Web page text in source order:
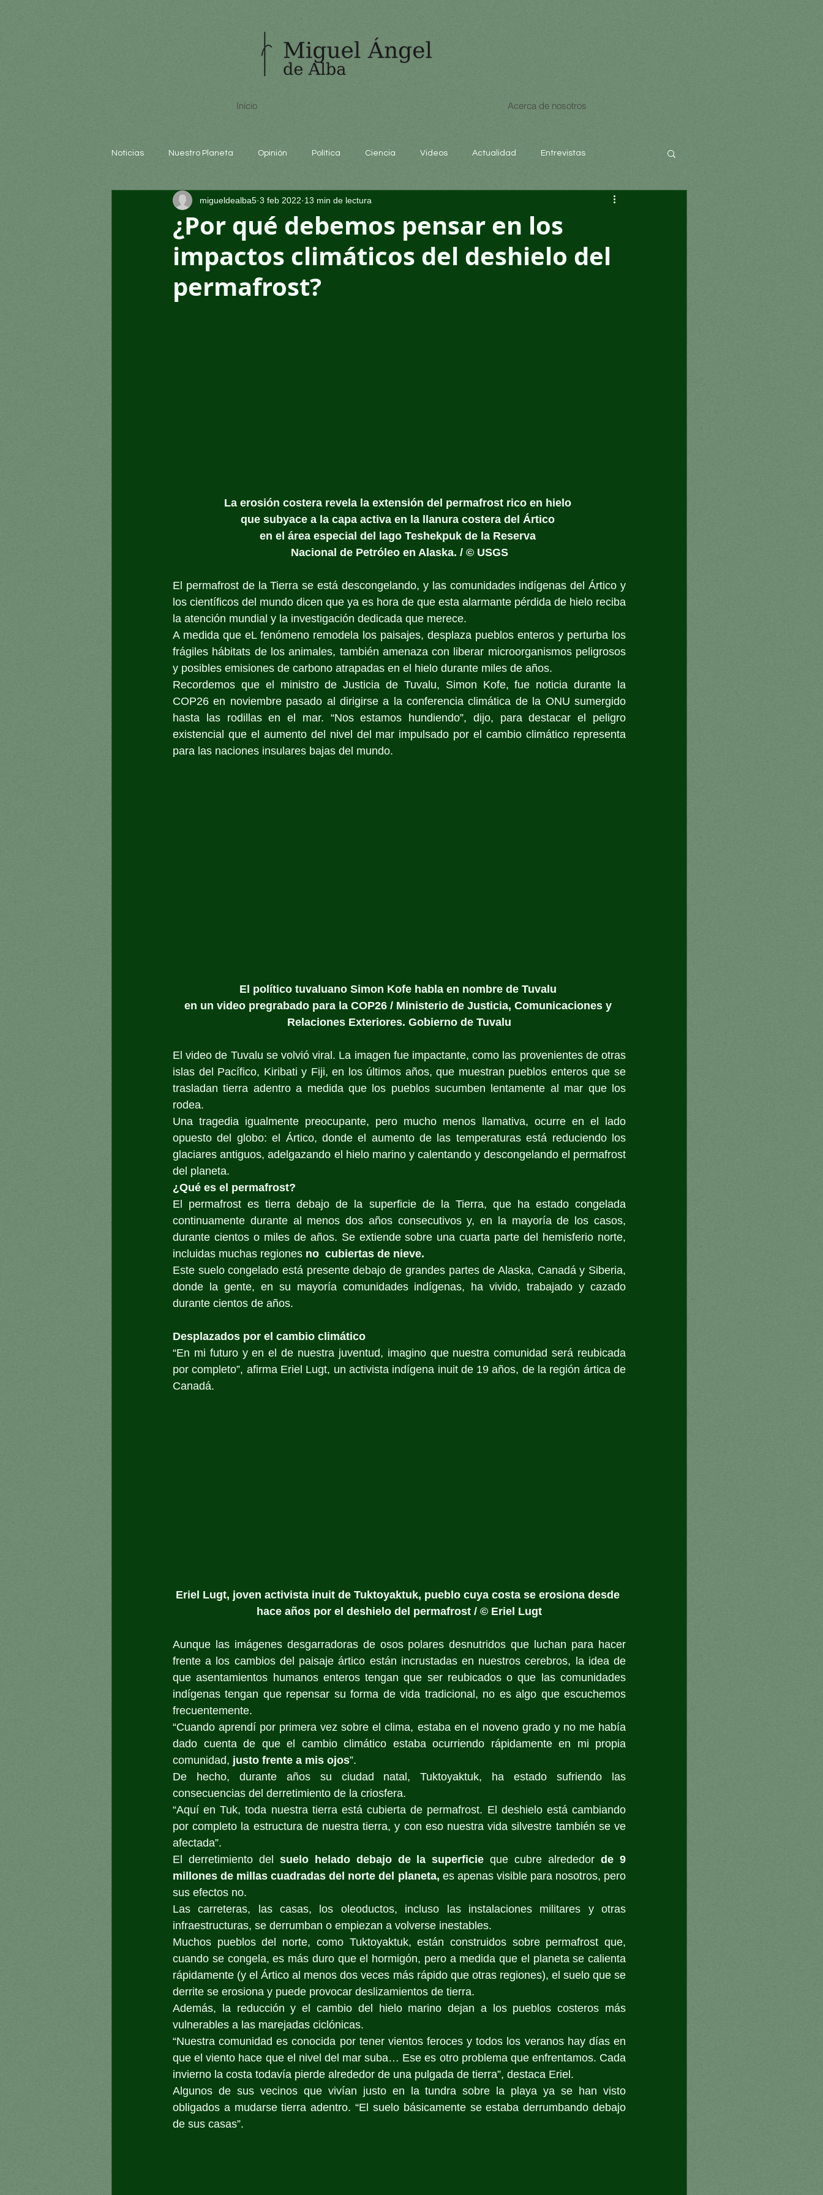
Inicio Acerca de nosotros
Noticias Nuestro Planeta Opinión Política Ciencia Videos Actualidad Entrevistas
Arte y cultura Educación educación
¿Por qué debemos pensar en los
impactos climáticos del deshielo del
permafrost?
migueldealba5 3 feb 2022 13 min de lectura
La erosión costera revela la extensión del permafrost rico en hielo
que subyace a la capa activa en la llanura costera del Ártico
en el área especial del lago Teshekpuk de la Reserva
Nacional de Petróleo en Alaska. / © USGS
El permafrost de la Tierra se está descongelando, y las comunidades indígenas del Ártico y
los científicos del mundo dicen que ya es hora de que esta alarmante pérdida de hielo reciba
la atención mundial y la investigación dedicada que merece.
A medida que eL fenómeno remodela los paisajes, desplaza pueblos enteros y perturba los
frágiles hábitats de los animales, también amenaza con liberar microorganismos peligrosos
y posibles emisiones de carbono atrapadas en el hielo durante miles de años.
Recordemos que el ministro de Justicia de Tuvalu, Simon Kofe, fue noticia durante la
COP26 en noviembre pasado al dirigirse a la conferencia climática de la ONU sumergido
hasta las rodillas en el mar. “Nos estamos hundiendo”, dijo, para destacar el peligro
existencial que el aumento del nivel del mar impulsado por el cambio climático representa
para las naciones insulares bajas del mundo.
El político tuvaluano Simon Kofe habla en nombre de Tuvalu
en un video pregrabado para la COP26 / Ministerio de Justicia, Comunicaciones y
Relaciones Exteriores. Gobierno de Tuvalu
El video de Tuvalu se volvió viral. La imagen fue impactante, como las provenientes de otras
islas del Pacífico, Kiribati y Fiji, en los últimos años, que muestran pueblos enteros que se
trasladan tierra adentro a medida que los pueblos sucumben lentamente al mar que los
rodea.
Una tragedia igualmente preocupante, pero mucho menos llamativa, ocurre en el lado
opuesto del globo: el Ártico, donde el aumento de las temperaturas está reduciendo los
glaciares antiguos, adelgazando el hielo marino y calentando y descongelando el permafrost
del planeta.
¿Qué es el permafrost?
El permafrost es tierra debajo de la superficie de la Tierra, que ha estado congelada
continuamente durante al menos dos años consecutivos y, en la mayoría de los casos,
durante cientos o miles de años. Se extiende sobre una cuarta parte del hemisferio norte,
incluidas muchas regiones no  cubiertas de nieve.
Este suelo congelado está presente debajo de grandes partes de Alaska, Canadá y Siberia,
donde la gente, en su mayoría comunidades indígenas, ha vivido, trabajado y cazado
durante cientos de años.
Desplazados por el cambio climático
“En mi futuro y en el de nuestra juventud, imagino que nuestra comunidad será reubicada
por completo”, afirma Eriel Lugt, un activista indígena inuit de 19 años, de la región ártica de
Canadá.
Eriel Lugt, joven activista inuit de Tuktoyaktuk, pueblo cuya costa se erosiona desde
hace años por el deshielo del permafrost / © Eriel Lugt
Aunque las imágenes desgarradoras de osos polares desnutridos que luchan para hacer
frente a los cambios del paisaje ártico están incrustadas en nuestros cerebros, la idea de
que asentamientos humanos enteros tengan que ser reubicados o que las comunidades
indígenas tengan que repensar su forma de vida tradicional, no es algo que escuchemos
frecuentemente.
“Cuando aprendí por primera vez sobre el clima, estaba en el noveno grado y no me había
dado cuenta de que el cambio climático estaba ocurriendo rápidamente en mi propia
comunidad, justo frente a mis ojos”.
De hecho, durante años su ciudad natal, Tuktoyaktuk, ha estado sufriendo las
consecuencias del derretimiento de la criosfera.
“Aquí en Tuk, toda nuestra tierra está cubierta de permafrost. El deshielo está cambiando
por completo la estructura de nuestra tierra, y con eso nuestra vida silvestre también se ve
afectada”.
El derretimiento del suelo helado debajo de la superficie que cubre alrededor de 9
millones de millas cuadradas del norte del planeta, es apenas visible para nosotros, pero
sus efectos no.
Las carreteras, las casas, los oleoductos, incluso las instalaciones militares y otras
infraestructuras, se derrumban o empiezan a volverse inestables.
Muchos pueblos del norte, como Tuktoyaktuk, están construidos sobre permafrost que,
cuando se congela, es más duro que el hormigón, pero a medida que el planeta se calienta
rápidamente (y el Ártico al menos dos veces más rápido que otras regiones), el suelo que se
derrite se erosiona y puede provocar deslizamientos de tierra.
Además, la reducción y el cambio del hielo marino dejan a los pueblos costeros más
vulnerables a las marejadas ciclónicas.
“Nuestra comunidad es conocida por tener vientos feroces y todos los veranos hay días en
que el viento hace que el nivel del mar suba… Ese es otro problema que enfrentamos. Cada
invierno la costa todavía pierde alrededor de una pulgada de tierra”, destaca Eriel.
Algunos de sus vecinos que vivían justo en la tundra sobre la playa ya se han visto
obligados a mudarse tierra adentro. “El suelo básicamente se estaba derrumbando debajo
de sus casas”.